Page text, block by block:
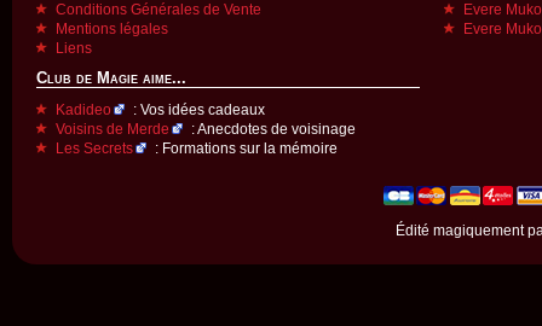
Conditions Générales de Vente
Mentions légales
Liens
Club de Magie aime...
Kadideo
: Vos idées cadeaux
Voisins de Merde
: Anecdotes de voisinage
Les Secrets
: Formations sur la mémoire
Evere
Evere
Édité magiquement